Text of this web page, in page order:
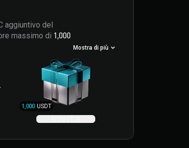
aggiuntivo del
massimo di 1,000
Mostra di più
1,000 USDT
Invita